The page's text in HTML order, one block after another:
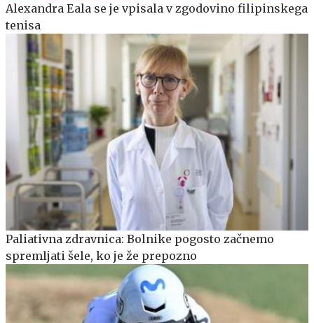
Alexandra Eala se je vpisala v zgodovino filipinskega
tenisa
Paliativna zdravnica: Bolnike pogosto začnemo
spremljati šele, ko je že prepozno